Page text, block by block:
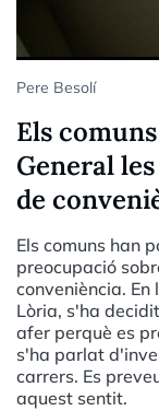
Pere Besolí
Els
General
de
Els comuns han
preocupació
conveniència. En
Lòria, s'ha
afer perquè es
s'ha parlat
carrers. Es
aquest sentit.